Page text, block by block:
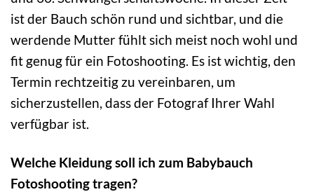
ist der Bauch schön rund und sichtbar, und die
werdende Mutter fühlt sich meist noch wohl und
fit genug für ein Fotoshooting. Es ist wichtig, den
Termin rechtzeitig zu vereinbaren, um
sicherzustellen, dass der Fotograf Ihrer Wahl
verfügbar ist.
Welche Kleidung soll ich zum Babybauch
Fotoshooting tragen?